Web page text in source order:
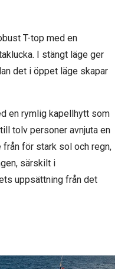
T-top med en
I stängt läge ger
det i öppet läge skapar
en rymlig kapellhytt som
tolv personer avnjuta en
för stark sol och regn,
särskilt i
uppsättning från det